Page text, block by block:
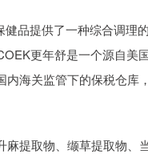
品提供了一种综合调理
更年舒是一个源自美
海关监管下的保税仓库
提取物、缬草提取物